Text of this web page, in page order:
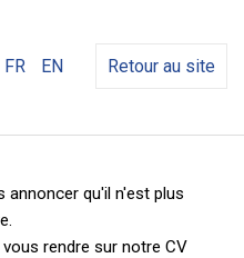
FR EN Retour au site
annoncer qu'il n'est plus
rendre sur notre CV